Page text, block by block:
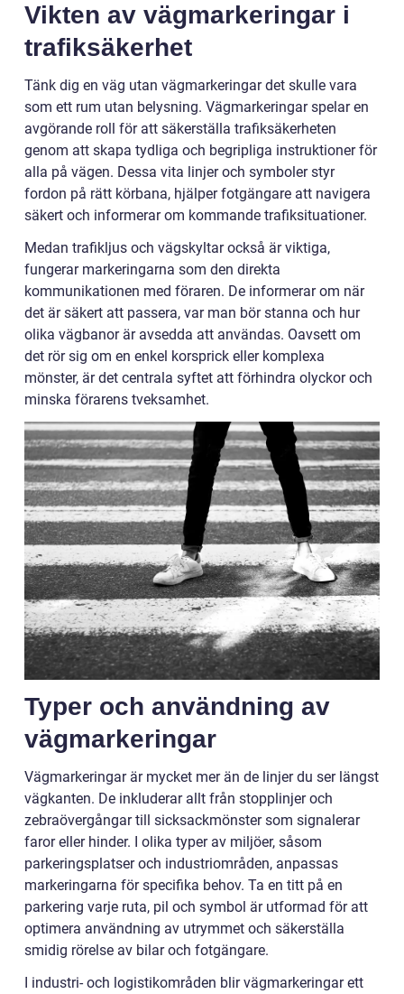
Vikten av vägmarkeringar i
trafiksäkerhet
Tänk dig en väg utan vägmarkeringar det skulle vara
som ett rum utan belysning. Vägmarkeringar spelar en
avgörande roll för att säkerställa trafiksäkerheten
genom att skapa tydliga och begripliga instruktioner för
alla på vägen. Dessa vita linjer och symboler styr
fordon på rätt körbana, hjälper fotgängare att navigera
säkert och informerar om kommande trafiksituationer.
Medan trafikljus och vägskyltar också är viktiga,
fungerar markeringarna som den direkta
kommunikationen med föraren. De informerar om när
det är säkert att passera, var man bör stanna och hur
olika vägbanor är avsedda att användas. Oavsett om
det rör sig om en enkel korsprick eller komplexa
mönster, är det centrala syftet att förhindra olyckor och
minska förarens tveksamhet.
Typer och användning av
vägmarkeringar
Vägmarkeringar är mycket mer än de linjer du ser längst
vägkanten. De inkluderar allt från stopplinjer och
zebraövergångar till sicksackmönster som signalerar
faror eller hinder. I olika typer av miljöer, såsom
parkeringsplatser och industriområden, anpassas
markeringarna för specifika behov. Ta en titt på en
parkering varje ruta, pil och symbol är utformad för att
optimera användning av utrymmet och säkerställa
smidig rörelse av bilar och fotgängare.
I industri- och logistikområden blir vägmarkeringar ett